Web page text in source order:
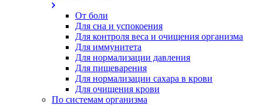
От боли
Для сна и успокоения
Для контроля веса и очищения организма
Для иммунитета
Для нормализации давления
Для пищеварения
Для нормализации сахара в крови
Для очищения крови
По системам организма